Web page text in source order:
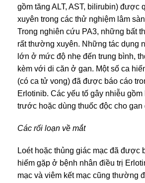
gồm tăng ALT, AST, bilirubin) được
xuyên trong các thử nghiệm lâm
Trong nghiên cứu PA3, những bất
rất thường xuyên. Những tác dụng
lớn ở mức độ nhẹ đến trung bình,
kèm với di căn ở gan. Một số ca
(có ca tử vong) đã được báo cáo
Erlotinib. Các yếu tố gây nhiễu
trước hoặc dùng thuốc độc cho gan
Các rối loạn về mắt
Loét hoặc thủng giác mạc đã được
hiếm gặp ở bệnh nhân điều trị
mạc và viêm kết mạc cũng thường